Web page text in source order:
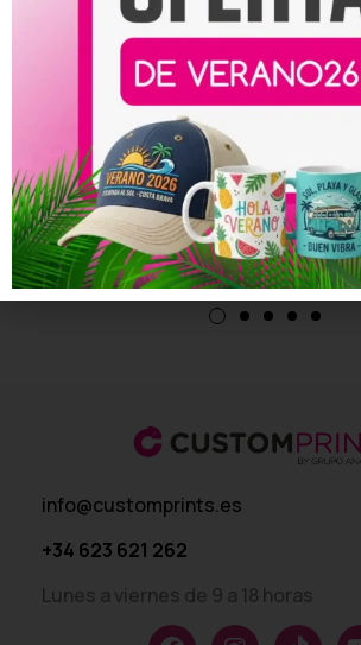
Tarjeta de Invitación
Cuadrada a Comunión 3
– 14.8 x 14.8 cm
69,00€-118,00€
info@customprints.es
+34 623 621 262
Lunes a viernes de 9 a 18 horas